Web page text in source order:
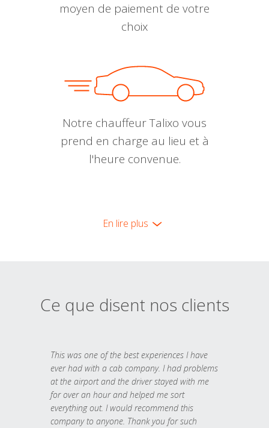
moyen de paiement de votre
choix
Notre chauffeur Talixo vous
prend en charge au lieu et à
l'heure convenue.
En lire plus
Ce que disent nos clients
This was one of the best experiences I have
ever had with a cab company. I had problems
at the airport and the driver stayed with me
for over an hour and helped me sort
everything out. I would recommend this
company to anyone. Thank you for such